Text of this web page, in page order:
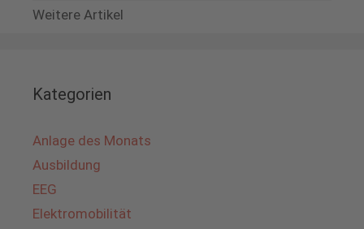
Weitere Artikel
Kategorien
Anlage des Monats
Ausbildung
EEG
Elektromobilität